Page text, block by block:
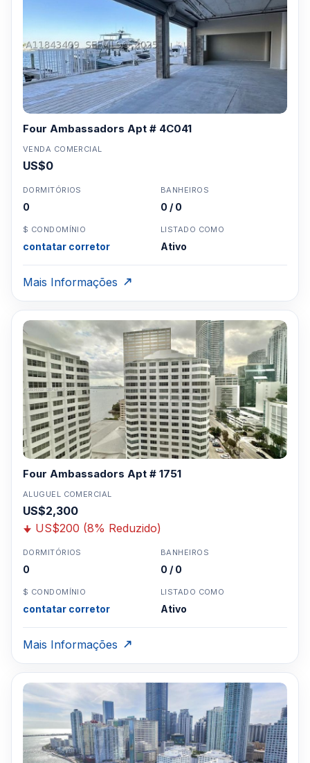
Four Ambassadors Apt # 4C041
VENDA COMERCIAL
US$0
DORMITÓRIOS
0
BANHEIROS
0 / 0
$ CONDOMÍNIO
contatar corretor
LISTADO COMO
Ativo
Mais Informações
Four Ambassadors Apt # 1751
ALUGUEL COMERCIAL
US$2,300
US$200 (8% Reduzido)
DORMITÓRIOS
0
BANHEIROS
0 / 0
$ CONDOMÍNIO
contatar corretor
LISTADO COMO
Ativo
Mais Informações